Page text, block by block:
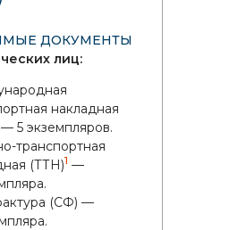
ДОКУМЕНТЫ
лиц:
накладная
5 экземпляров.
транспортная
(ТТН)1 —
(СФ) —